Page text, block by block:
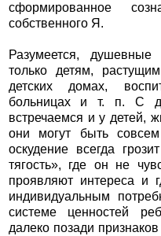
сформированное
собственного Я.
Разумеется,
только детям,
детских домах,
больницах и т. п. С
встречаемся и у детей,
они могут быть
оскудение всегда
тягость», где он не
проявляют интереса и
индивидуальным
системе ценностей
далеко позади